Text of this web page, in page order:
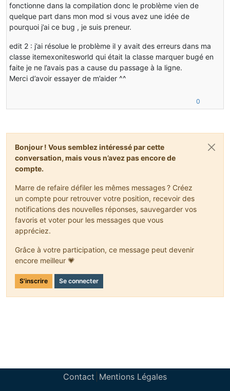
fonctionne dans la compilation donc le problème vien de
quelque part dans mon mod si vous avez une idée de
pourquoi j’ai ce bug , je suis preneur.
edit 2 : j’ai résolue le problème il y avait des erreurs dans ma
classe itemexonitesworld qui était la classe marquer bugé en
faite je ne l’avais pas a cause du passage à la ligne.
Merci d’avoir essayer de m’aider ^^
0
Bonjour ! Vous semblez intéressé par cette
conversation, mais vous n’avez pas encore de
compte.
Marre de refaire défiler les mêmes messages ? Créez
un compte pour retrouver votre position, recevoir des
notifications des nouvelles réponses, sauvegarder vos
favoris et voter pour les messages que vous
appréciez.
Grâce à votre participation, ce message peut devenir
encore meilleur 💗
S'inscrire Se connecter
Contact Mentions Légales